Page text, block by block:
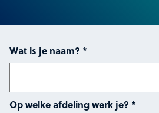
Wat is je naam? *
Op welke afdeling werk je? *